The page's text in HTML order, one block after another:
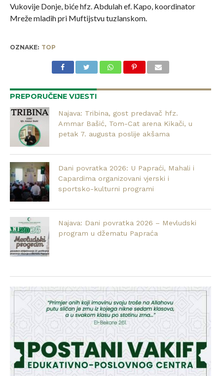
Vukovije Donje, biće hfz. Abdulah ef. Kapo, koordinator
Mreže mladih pri Muftijstvu tuzlanskom.
OZNAKE: TOP
PREPORUČENE VIJESTI
Najava: Tribina, gost predavač hfz.
Ammar Bašić, Tom-Cat arena Kikači, u
petak 7. augusta poslije akšama
Dani povratka 2026: U Papraći, Mahali i
Capardima organizovani vjerski i
sportsko-kulturni programi
Najava: Dani povratka 2026 – Mevludski
program u džematu Papraća